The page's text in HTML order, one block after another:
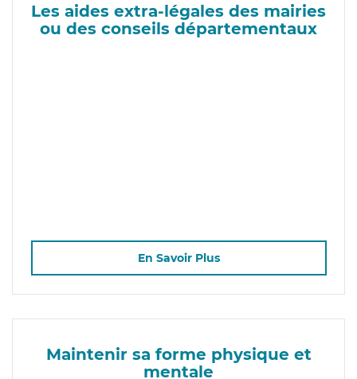
Les aides extra-légales des mairies
ou des conseils départementaux
En Savoir Plus
Maintenir sa forme physique et
mentale